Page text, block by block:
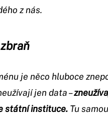
z nás.
je něco hluboce
jen data –
státní instituce. Tu